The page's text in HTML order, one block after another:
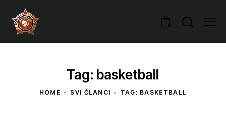
0
Tag: basketball
HOME SVI ČLANCI TAG: BASKETBALL